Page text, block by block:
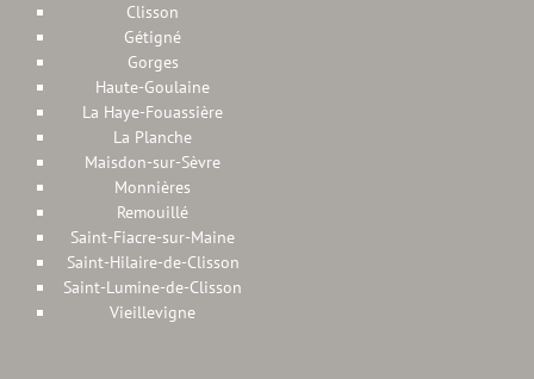
Clisson
Gétigné
Gorges
Haute-Goulaine
La Haye-Fouassière
La Planche
Maisdon-sur-Sèvre
Monnières
Remouillé
Saint-Fiacre-sur-Maine
Saint-Hilaire-de-Clisson
Saint-Lumine-de-Clisson
Vieillevigne